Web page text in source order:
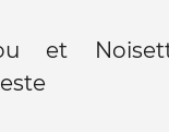
et